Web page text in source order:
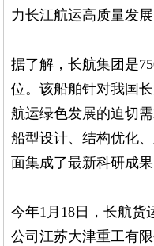
力长江航运高质量发
据了解，长航集团是
位。该船舶针对我国
航运绿色发展的迫切
船型设计、结构优化
面集成了最新科研成果
今年1月18日，长航货
公司江苏大津重工有